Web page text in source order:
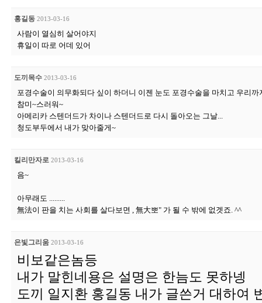
홍길동 2013-03-16
사람이 열심히 살어야지
휴일이 따로 어데 있어
도끼목수 2013-03-16
포경수술이 의무화되다 싶이 하더니 이젠 눈도 포경수술을 마치고 우리
참미~스러워~
아메리카 스텐더드가 차이나 스텐더드로 다시 돌아오는 그날...
청도부두에서 내가 맞아줄게~
킬리만자로 2013-03-16
음~
아무래도 .........
無法이 판을 치는 사회를 살다보면 , 無大뽀" 가 될 수 밖에 없겟죠. ^^
은빛그리움 2013-03-16
비보같은놈등
내가 말힌네용은 설명은 한늠도 못하넹
도끼 일지환 홍길동 내가 글쓴거 대하여